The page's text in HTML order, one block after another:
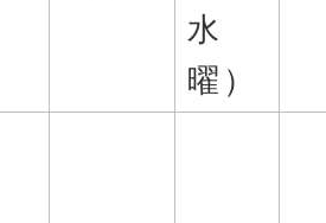
水
曜）